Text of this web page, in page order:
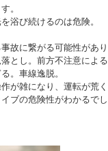
。
浴び続けるのは危険。
故に繋がる可能性があ
とし。前方不注意によ
。車線逸脱。
が雑になり、運転が荒
ブの危険性がわかるで